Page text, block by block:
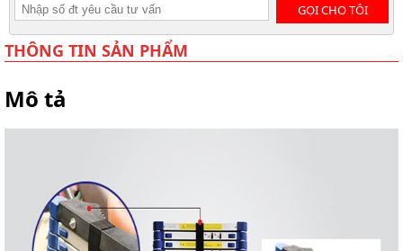
GỌI CHO TÔI
THÔNG TIN SẢN PHẨM
Mô tả